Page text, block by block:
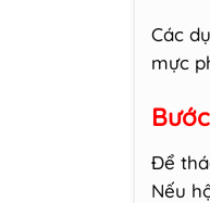
Các
mực
Để
Nếu